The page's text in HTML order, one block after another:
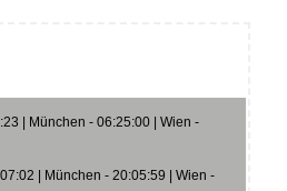
| München - 06:25:00 | Wien -
| München - 20:05:59 | Wien -